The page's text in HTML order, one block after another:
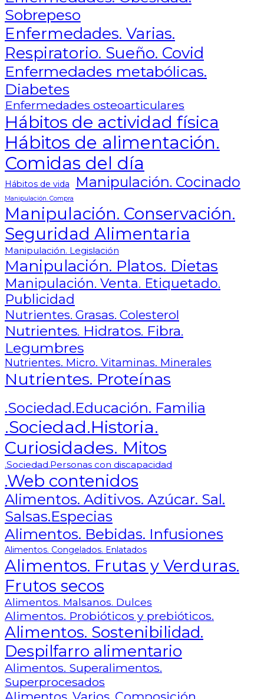
Sobrepeso
Enfermedades. Varias.
Respiratorio. Sueño. Covid
Enfermedades metabólicas.
Diabetes
Enfermedades osteoarticulares
Hábitos de actividad física
Hábitos de alimentación.
Comidas del día
Hábitos de vida Manipulación. Cocinado
Manipulación. Compra
Manipulación. Conservación.
Seguridad Alimentaria
Manipulación. Legislación
Manipulación. Platos. Dietas
Manipulación. Venta. Etiquetado.
Publicidad
Nutrientes. Grasas. Colesterol
Nutrientes. Hidratos. Fibra.
Legumbres
Nutrientes. Micro. Vitaminas. Minerales
Nutrientes. Proteínas
.Sociedad.Educación. Familia
.Sociedad.Historia.
Curiosidades. Mitos
.Sociedad.Personas con discapacidad
.Web contenidos
Alimentos. Aditivos. Azúcar. Sal.
Salsas.Especias
Alimentos. Bebidas. Infusiones
Alimentos. Congelados. Enlatados
Alimentos. Frutas y Verduras.
Frutos secos
Alimentos. Malsanos. Dulces
Alimentos. Probióticos y prebióticos.
Alimentos. Sostenibilidad.
Despilfarro alimentario
Alimentos. Superalimentos.
Superprocesados